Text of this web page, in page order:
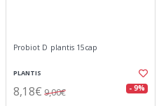
Probiot D plantis 15cap
PLANTIS
8,18€ 9,00€ - 9%